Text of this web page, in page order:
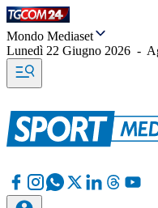
Mondo Mediaset
Lunedì 22 Giugno 2026 -